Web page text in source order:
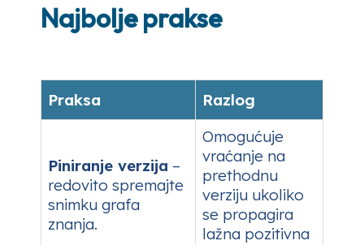
Najbolje prakse
Praksa Razlog
Piniranje verzija –
redovito spremajte
snimku grafa
znanja.
Omogućuje
vraćanje na
prethodnu
verziju ukoliko
se propagira
lažna pozitivna